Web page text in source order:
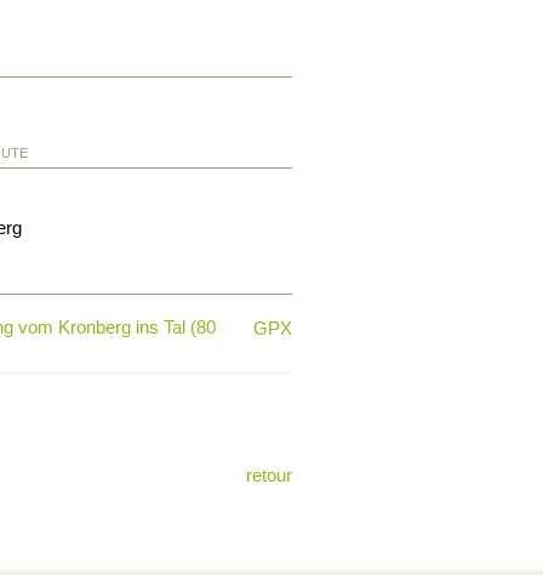
vom Kronberg ins Tal (80
GPX
retour